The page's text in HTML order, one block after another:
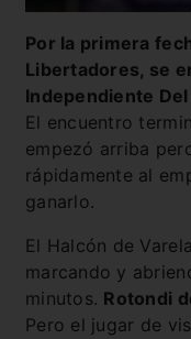
Por la primera
Libertadores, se
Independiente
El encuentro
empezó arriba
rápidamente al
ganarlo.
El Halcón de
marcando y
minutos. Rotondi
Pero el jugar de